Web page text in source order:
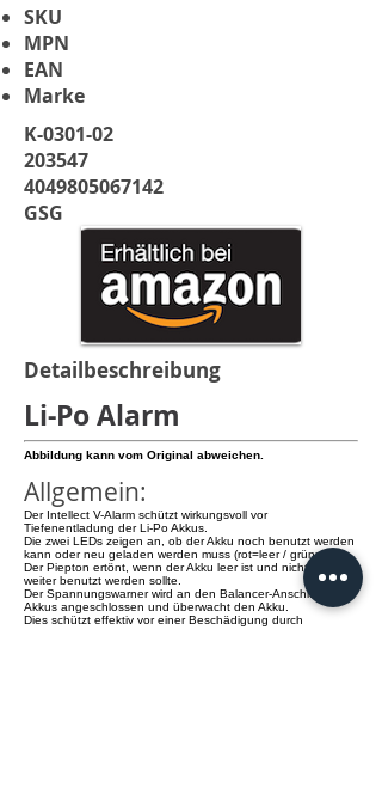
K-0301-02
203547
4049805067142
GSG
Detailbeschreibung
Li-Po Alarm
Abbildung kann vom Original abweichen.
Allgemein:
Der Intellect V-Alarm schützt wirkungsvoll vor
Tiefenentladung der Li-Po Akkus.
Die zwei LEDs zeigen an, ob der Akku noch benutzt werden
kann oder neu geladen werden muss (rot=leer / grün=voll).
Der Piepton ertönt, wenn der Akku leer ist und nicht mehr
weiter benutzt werden sollte.
Der Spannungswarner wird an den Balancer-Anschluss der
Akkus angeschlossen und überwacht den Akku.
Dies schützt effektiv vor einer Beschädigung durch
SKU
MPN
EAN
Marke